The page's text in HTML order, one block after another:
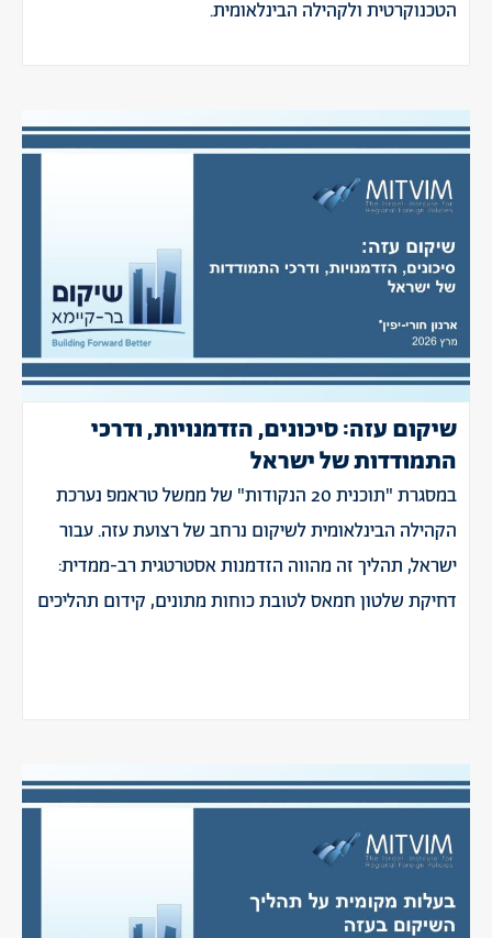
הטכנוקרטית ולקהילה הבינלאומית.
שיקום עזה: סיכונים, הזדמנויות, ודרכי
התמודדות של ישראל
במסגרת "תוכנית 20 הנקודות" של ממשל טראמפ נערכת
הקהילה הבינלאומית לשיקום נרחב של רצועת עזה. עבור
ישראל, תהליך זה מהווה הזדמנות אסטרטגית רב-ממדית:
דחיקת שלטון חמאס לטובת כוחות מתונים, קידום תהליכים